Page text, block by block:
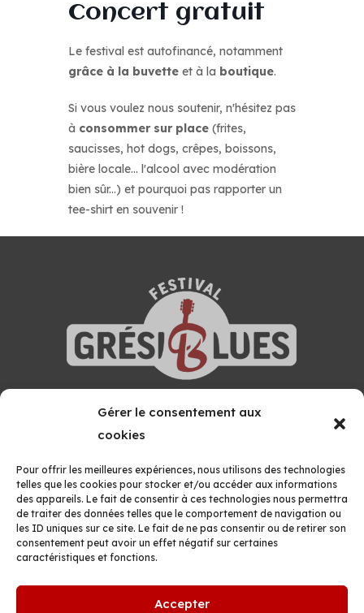
Gérer le consentement aux
cookies
Pour offrir les meilleures expériences, nous utilisons des technologies
telles que les cookies pour stocker et/ou accéder aux informations
des appareils. Le fait de consentir à ces technologies nous permettra
de traiter des données telles que le comportement de navigation ou
les ID uniques sur ce site. Le fait de ne pas consentir ou de retirer son
consentement peut avoir un effet négatif sur certaines
caractéristiques et fonctions.
Accepter
Concert gratuit
Le festival est autofinancé, notamment
grâce à la buvette et à la boutique.
Si vous voulez nous soutenir, n'hésitez pas
à consommer sur place (frites,
saucisses, hot dogs, crêpes, boissons,
bière locale... l'alcool avec modération
bien sûr...) et pourquoi pas rapporter un
tee-shirt en souvenir !
GRÉSIVAUDAN BLUES FESTIVAL
MAISON DES ASSOCIATIONS
38660 LE TOUVET
Formulaire de contact
06 07 27 21 02